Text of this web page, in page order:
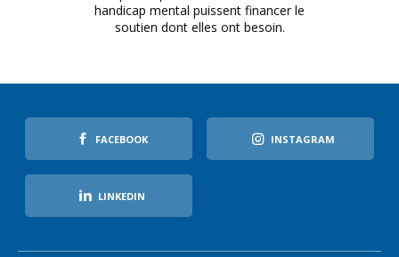
handicap mental puissent financer le
soutien dont elles ont besoin.
FACEBOOK INSTAGRAM
LINKEDIN